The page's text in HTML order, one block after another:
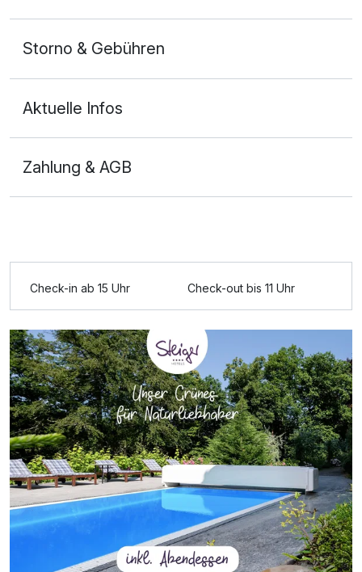
Für 3 Tage 129,00 €
Storno & Gebühren
Aktuelle Infos
Zahlung & AGB
Check-in ab 15 Uhr Check-out bis 11 Uhr